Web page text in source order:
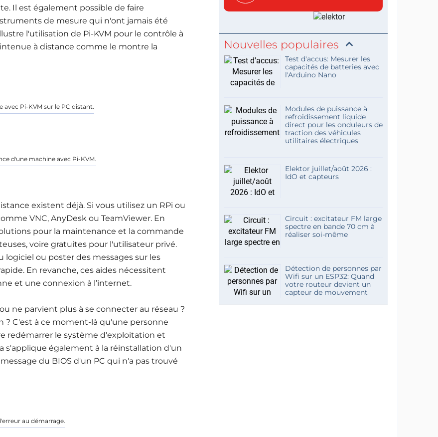
Il est également possible de faire
de mesure qui n'ont jamais été
l'utilisation de Pi-KVM pour le contrôle à
à distance comme le montre la
avec Pi-KVM sur le PC distant.
d'une machine avec Pi-KVM.
existent déjà. Si vous utilisez un RPi ou
VNC, AnyDesk ou TeamViewer. En
pour la maintenance et la commande
voire gratuites pour l'utilisateur privé.
ou poster des messages sur les
En revanche, ces aides nécessitent
et une connexion à l’internet.
ne parvient plus à se connecter au réseau ?
? C'est à ce moment-là qu'une personne
redémarrer le système d'exploitation et
s'applique également à la réinstallation d'un
du BIOS d'un PC qui n'a pas trouvé
au démarrage.
Nouvelles populaires
Test d'accus: Mesurer les
capacités de batteries avec
l'Arduino Nano
Modules de puissance à
refroidissement liquide
direct pour les onduleurs de
traction des véhicules
utilitaires électriques
Elektor juillet/août 2026 :
IdO et capteurs
Circuit : excitateur FM large
spectre en bande 70 cm à
réaliser soi-même
Détection de personnes par
Wifi sur un ESP32: Quand
votre routeur devient un
capteur de mouvement